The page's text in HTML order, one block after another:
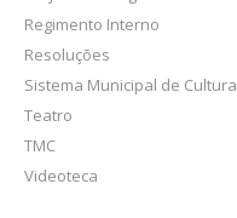
Regimento Interno
Resoluções
Sistema Municipal de Cultura
Teatro
TMC
Videoteca